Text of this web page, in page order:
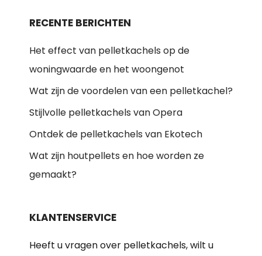
RECENTE BERICHTEN
Het effect van pelletkachels op de
woningwaarde en het woongenot
Wat zijn de voordelen van een pelletkachel?
Stijlvolle pelletkachels van Opera
Ontdek de pelletkachels van Ekotech
Wat zijn houtpellets en hoe worden ze
gemaakt?
KLANTENSERVICE
Heeft u vragen over pelletkachels, wilt u